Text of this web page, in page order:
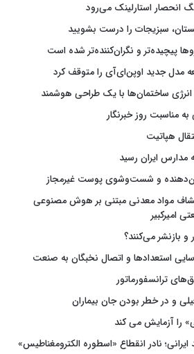
سبزیجات را درست بشویید
پیچیده‌تر و نگران‌کننده‌تر شده است
مدل جدید اوپن‌ای‌آی را متوقف کرد
مناسبت روز خبرنگار
هپاتیت
ایران رسید
و شست‌وشوی پوست غیرمجاز
مواد معدنی مبتنی بر هوش مصنوعی
امیرکبیر
و بازنشر می‌کنند؟
استعدادها و اتصال نخبگان به صنعت
ترانسفورماتور
و در خطر بودن جان بیماران
را آزمایش می کند
ایرانی؛ نادر انقطاع «اسطوره الکترومغناطیس»